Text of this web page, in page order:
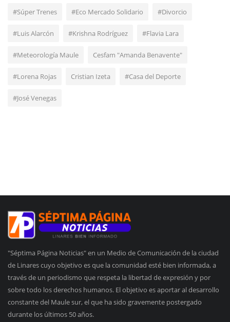
#Súper Trenes #Eco Mercado Solidario #Divorcio
#Luis Alarcón #Krishna Rodríguez #Flavia Lara
#Meteorología Maule Cesfam "Amanda Benavente"
#Lorena Rojas Cristian Izeta #Casa del Deporte
#José Venegas
"Séptima Página Noticias" en un Medio de Comunicación de la ciudad
de Linares cuyo objetivo es que la comunidad esté bien informada, a
través de un periodismo que respeta la libertad de expresión y por
sobre todo los derechos humanos. El objetivo es aportar al desarrollo
constante del Maule sur, el que ha sido gravemente postergado
durante los últimos 50 años.